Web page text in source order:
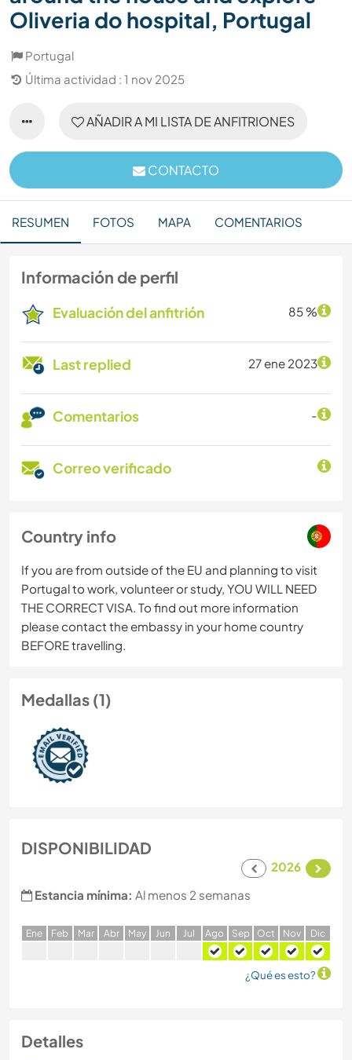
Oliveria do hospital, Portugal
Portugal
Última actividad : 1 nov 2025
AÑADIR A MI LISTA DE ANFITRIONES
CONTACTO
RESUMEN FOTOS MAPA COMENTARIOS
Información de perfil
Evaluación del anfitrión 85 %
Last replied 27 ene 2023
Comentarios -
Correo verificado
Country info
If you are from outside of the EU and planning to visit
Portugal to work, volunteer or study, YOU WILL NEED
THE CORRECT VISA. To find out more information
please contact the embassy in your home country
BEFORE travelling.
Medallas (1)
DISPONIBILIDAD
2026
Estancia mínima: Al menos 2 semanas
Ene Feb Mar Abr May Jun Jul Ago Sep Oct Nov Dic
¿Qué es esto?
Detalles